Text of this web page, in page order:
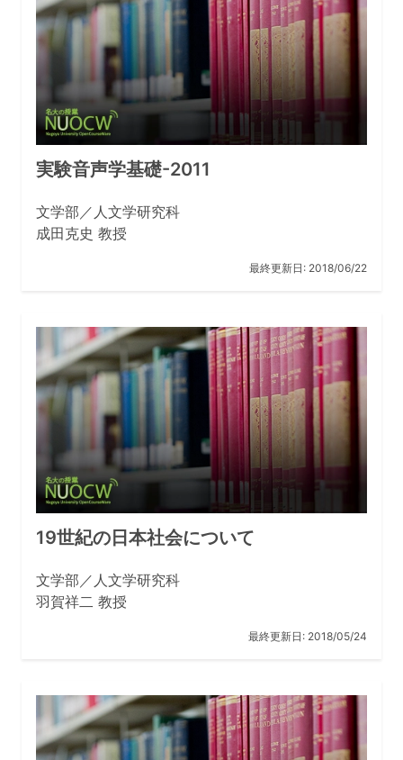
実験音声学基礎-2011
文学部／人文学研究科
成田克史 教授
最終更新日: 2018/06/22
19世紀の日本社会について
文学部／人文学研究科
羽賀祥二 教授
最終更新日: 2018/05/24